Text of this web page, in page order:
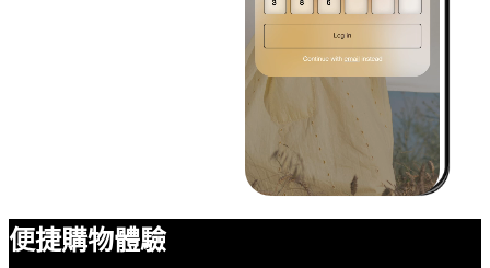
便捷購物體驗